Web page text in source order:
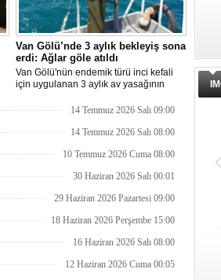
Van Gölü’nde 3 aylık bekleyiş sona
erdi: Ağlar göle atıldı
Van Gölü'nün endemik türü inci kefali
için uygulanan 3 aylık av yasağının
yeniden suyla buluşturdu ve yeni av
14 Temmuz 2026 Salı 09:00
14 Temmuz 2026 Salı 08:00
10 Temmuz 2026 Cuma 08:00
30 Haziran 2026 Salı 00:01
29 Haziran 2026 Pazartesi 09:00
18 Haziran 2026 Perşembe 15:00
16 Haziran 2026 Salı 08:00
12 Haziran 2026 Cuma 00:05